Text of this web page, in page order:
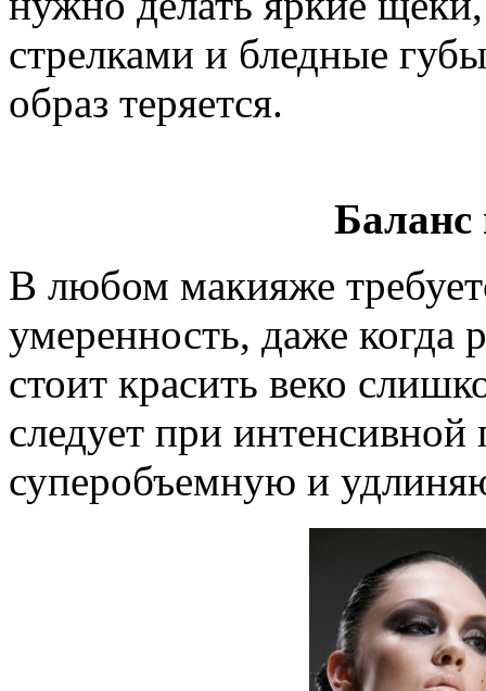
стрелками и бледные
образ теряется.
Баланс
В любом макияже
умеренность, даже когда
стоит красить веко
следует при интенсивной
суперобъемную и